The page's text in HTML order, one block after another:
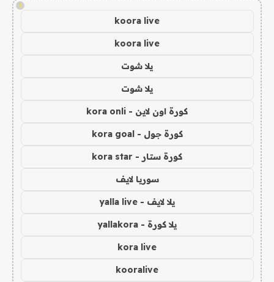
!
koora live
koora live
يلا شوت
يلا شوت
كورة اون لاين - kora onli
كورة جول - kora goal
كورة ستار - kora star
سوريا لايف
يلا لايف - yalla live
يلا كورة - yallakora
kora live
kooralive